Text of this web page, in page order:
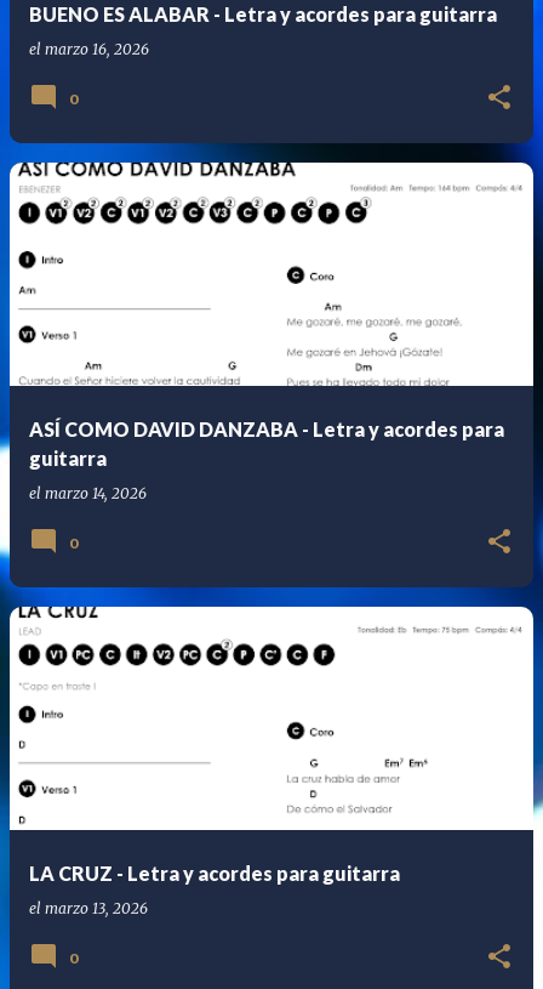
BUENO ES ALABAR - Letra y acordes para guitarra
el marzo 16, 2026
0
ASÍ COMO DAVID DANZABA - Letra y acordes para
guitarra
el marzo 14, 2026
0
LA CRUZ - Letra y acordes para guitarra
el marzo 13, 2026
0